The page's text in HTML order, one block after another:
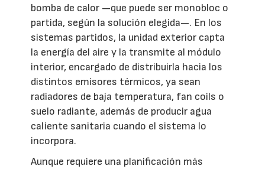
bomba de calor —que puede ser monobloc o
partida, según la solución elegida—. En los
sistemas partidos, la unidad exterior capta
la energía del aire y la transmite al módulo
interior, encargado de distribuirla hacia los
distintos emisores térmicos, ya sean
radiadores de baja temperatura, fan coils o
suelo radiante, además de producir agua
caliente sanitaria cuando el sistema lo
incorpora.
Aunque requiere una planificación más